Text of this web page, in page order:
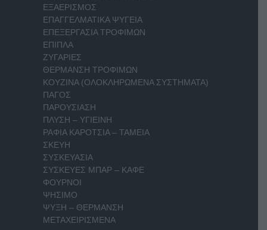
ΕΞΑΕΡΙΣΜΟΣ
ΕΠΑΓΓΕΛΜΑΤΙΚΑ ΨΥΓΕΙΑ
ΕΠΕΞΕΡΓΑΣΙΑ ΤΡΟΦΙΜΩΝ
ΕΠΙΠΛΑ
ΖΥΓΑΡΙΕΣ
ΘΕΡΜΑΝΣΗ ΤΡΟΦΙΜΩΝ
ΚΟΥΖΙΝΑ (ΟΛΟΚΛΗΡΩΜΕΝΑ ΣΥΣΤΗΜΑΤΑ)
ΠΑΓΟΣ
ΠΑΡΟΥΣΙΑΣΗ
ΠΛΥΣΗ – ΥΓΙΕΙΝΗ
ΡΑΦΙΑ ΚΑΡΟΤΣΙΑ – ΤΑΜΕΙΑ
ΣΚΕΥΗ
ΣΥΣΚΕΥΑΣΙΑ
ΣΥΣΚΕΥΕΣ ΜΠΑΡ – ΚΑΦΕ
ΦΟΥΡΝΟΙ
ΨΗΣΙΜΟ
ΨΥΞΗ – ΘΕΡΜΑΝΣΗ
ΜΕΤΑΧΕΙΡΙΣΜΕΝΑ